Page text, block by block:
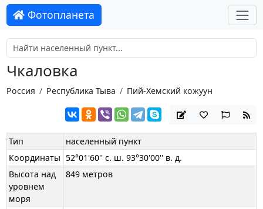
Фотопланета
Чкаловка
Россия Республика Тыва Пий-Хемский кожуун
Тип
населенный пункт
Координаты 52°01'60'' с. ш. 93°30'00'' в. д.
Высота над
уровнем
моря
849 метров